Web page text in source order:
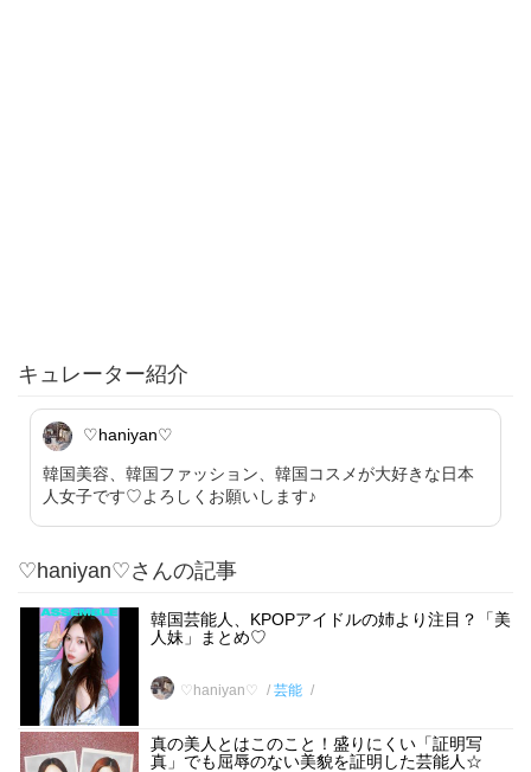
キュレーター紹介
♡haniyan♡
韓国美容、韓国ファッション、韓国コスメが大好きな日本
人女子です♡よろしくお願いします♪
♡haniyan♡さんの記事
韓国芸能人、KPOPアイドルの姉より注目？「美
人妹」まとめ♡
♡haniyan♡ 芸能
真の美人とはこのこと！盛りにくい「証明写
真」でも屈辱のない美貌を証明した芸能人☆